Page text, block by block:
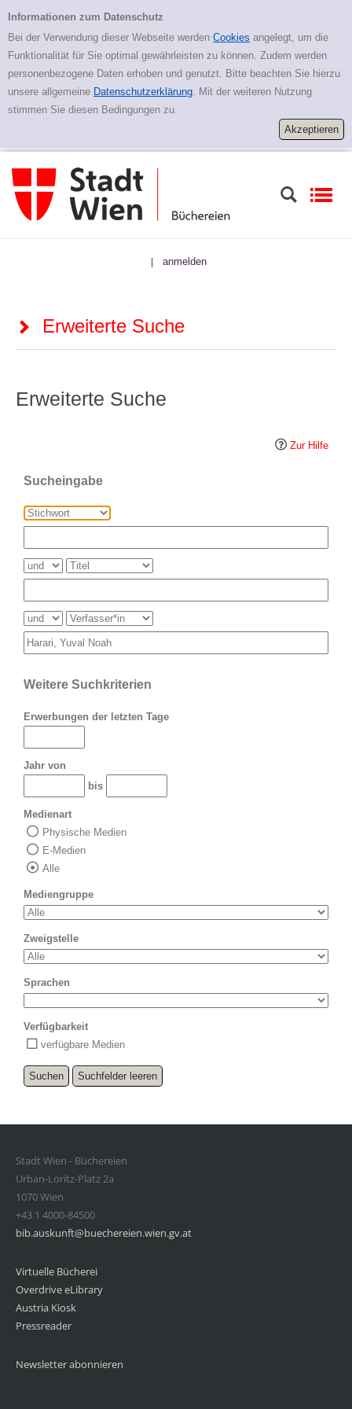
Erweiterte Suche
Informationen zum Datenschutz
Bei der Verwendung dieser Webseite werden Cookies angelegt, um die
Funktionalität für Sie optimal gewährleisten zu können. Zudem werden
personenbezogene Daten erhoben und genutzt. Bitte beachten Sie hierzu
unsere allgemeine Datenschutzerklärung. Mit der weiteren Nutzung
stimmen Sie diesen Bedingungen zu.
| anmelden
Erweiterte Suche
Erweiterte Suche
Zur Hilfe
Sucheingabe
Weitere Suchkriterien
Erwerbungen der letzten Tage
Jahr von
bis
Medienart
Physische Medien
E-Medien
Alle
Mediengruppe
Zweigstelle
Sprachen
Verfügbarkeit
verfügbare Medien
Stadt Wien - Büchereien
Urban-Loritz-Platz 2a
1070 Wien
+43 1 4000-84500
bib.auskunft@buechereien.wien.gv.at
Virtuelle Bücherei
Overdrive eLibrary
Austria Kiosk
Pressreader
Newsletter abonnieren